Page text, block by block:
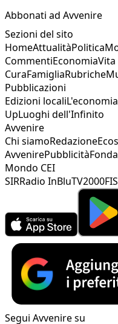
Abbonati ad Avvenire
Sezioni del sito
HomeAttualitàPolitica
CommentiEconomiaVita
CuraFamigliaRubriche
Pubblicazioni
Edizioni locali
UpLuoghi dell'Infinito
Avvenire
Chi siamoRedazione
AvvenirePubblicità
Mondo CEI
SIRRadio InBluTV2000
Segui Avvenire su